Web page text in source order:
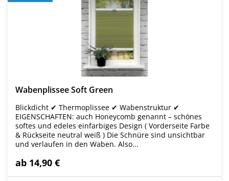
Wabenplissee Soft Green
Blickdicht ✔ Thermoplissee ✔ Wabenstruktur ✔
EIGENSCHAFTEN: auch Honeycomb genannt – schönes
softes und edeles einfarbiges Design ( Vorderseite Farbe
& Rückseite neutral weiß ) Die Schnüre sind unsichtbar
und verlaufen in den Waben. Also...
ab 14,90 €